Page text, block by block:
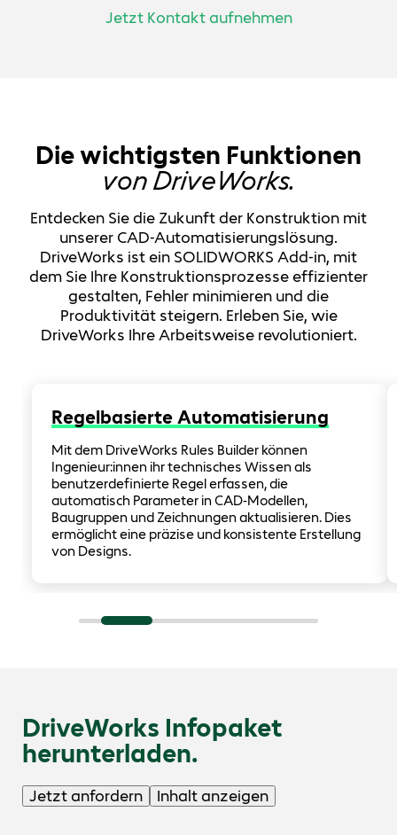
Jetzt Kontakt aufnehmen
Die wichtigsten Funktionen
von DriveWorks.
Entdecken Sie die Zukunft der Konstruktion mit
unserer CAD-Automatisierungslösung.
DriveWorks ist ein SOLIDWORKS Add-in, mit
dem Sie Ihre Konstruktionsprozesse effizienter
gestalten, Fehler minimieren und die
Produktivität steigern. Erleben Sie, wie
DriveWorks Ihre Arbeitsweise revolutioniert.
Regelbasierte Automatisierung
Mit dem DriveWorks Rules Builder können
Ingenieur:innen ihr technisches Wissen als
benutzerdefinierte Regel erfassen, die
automatisch Parameter in CAD-Modellen,
Baugruppen und Zeichnungen aktualisieren. Dies
ermöglicht eine präzise und konsistente Erstellung
von Designs.
DriveWorks Infopaket
herunterladen.
Jetzt anfordern Inhalt anzeigen